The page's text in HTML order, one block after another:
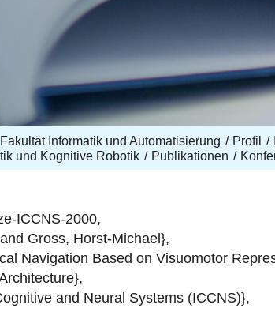
Fakultät Informatik und Automatisierung Profil
und Kognitive Robotik
Publikationen
ICCNS-2000,
Gross, Horst-Michael},
Navigation Based on Visuomotor
and Neural Systems (ICCNS)},